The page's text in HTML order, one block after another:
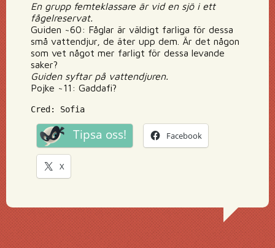
En grupp femteklassare är vid en sjö i ett
fågelreservat.
Guiden ~60: Fåglar är väldigt farliga för dessa
små vattendjur, de äter upp dem. Är det någon
som vet något mer farligt för dessa levande
saker?
Guiden syftar på vattendjuren.
Pojke ~11: Gaddafi?
Cred: Sofia
Tipsa oss! Facebook
X